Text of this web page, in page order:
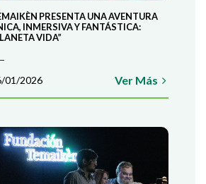
PRESENTA UNA AVENTURA
INMERSIVA Y FANTÁSTICA:
VIDA”
01/2026 Ver Más